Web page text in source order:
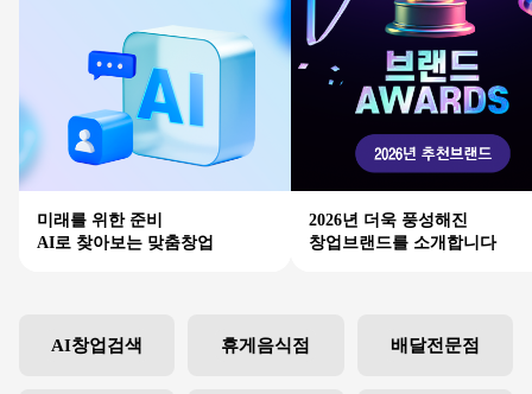
미래를 위한 준비
AI로 찾아보는 맞춤창업
2026년 더욱 풍성해진
창업브랜드를 소개합니다
AI창업검색 휴게음식점 배달전문점